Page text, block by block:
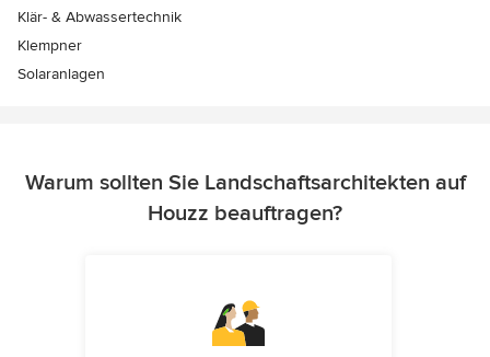
Klär- & Abwassertechnik
Klempner
Solaranlagen
Warum sollten Sie Landschaftsarchitekten auf
Houzz beauftragen?